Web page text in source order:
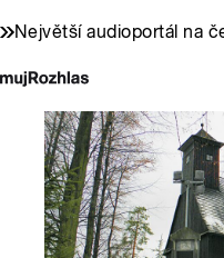
Největší audioportál na